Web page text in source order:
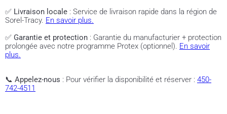
✅ Livraison locale : Service de livraison rapide dans la région de
Sorel-Tracy. En savoir plus.
✅ Garantie et protection : Garantie du manufacturier + protection
prolongée avec notre programme Protex (optionnel). En savoir
plus.
📞 Appelez-nous : Pour vérifier la disponibilité et réserver : 450-
742-4511